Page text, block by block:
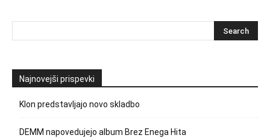
Najnovejši prispevki
Klon predstavljajo novo skladbo
DEMM napovedujejo album Brez Enega Hita